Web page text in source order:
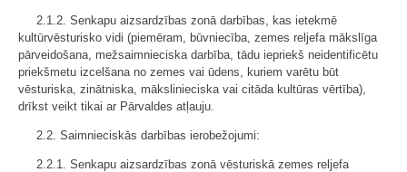
2.1.2. Senkapu aizsardzības zonā darbības, kas ietekmē
kultūrvēsturisko vidi (piemēram, būvniecība, zemes reljefa mākslīga
pārveidošana, mežsaimnieciska darbība, tādu iepriekš neidentificētu
priekšmetu izcelšana no zemes vai ūdens, kuriem varētu būt
vēsturiska, zinātniska, mākslinieciska vai citāda kultūras vērtība),
drīkst veikt tikai ar Pārvaldes atļauju.
2.2. Saimnieciskās darbības ierobežojumi:
2.2.1. Senkapu aizsardzības zonā vēsturiskā zemes reljefa